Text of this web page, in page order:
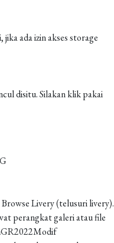
ada izin akses storage
disitu. Silakan klik pakai
Livery (telusuri livery).
perangkat galeri atau file